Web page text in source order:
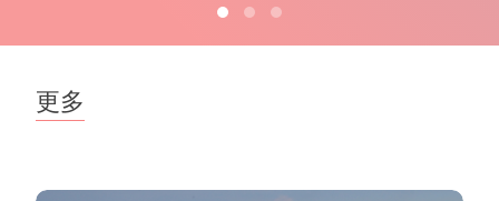
更多